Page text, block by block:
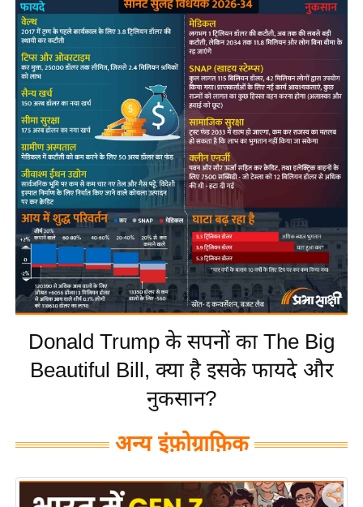
य
अं
त
र्रा
ष्ट्री
य
बि
ज़
ने
स
उ
द्यो
ग
ज
ग
रा
Donald Trump के सपनों का The Big
Beautiful Bill, क्या है इसके फायदे और
नुकसान?
अन्य इंफ़ोग्राफ़िक